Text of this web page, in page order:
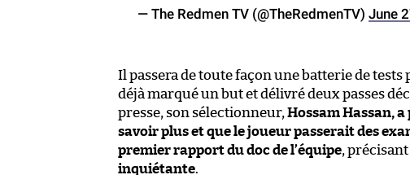
déjà marqué un but et délivré deux passes
presse, son sélectionneur,Hossam Hassan,
savoir plus et que le joueur passerait des
premier rapport du doc de l’équipe,
inquiétante.
https://x.com/SalahUpdates/status/